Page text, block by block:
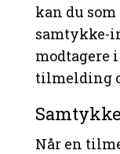
kan du
samtykke-
modtagere
tilmelding
Når en